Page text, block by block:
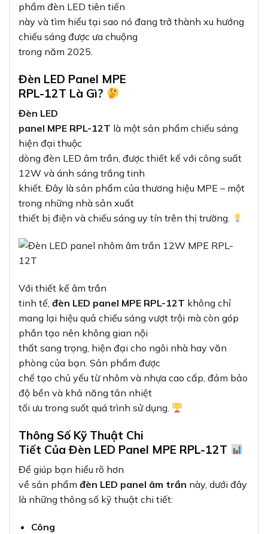
phẩm đèn LED tiên tiến
này và tìm hiểu tại sao nó đang trở thành xu hướng
chiếu sáng được ưa chuộng
trong năm 2025.
Đèn LED Panel MPE
RPL-12T Là Gì?
Đèn LED
panel MPE RPL-12T là một sản phẩm chiếu sáng
hiện đại thuộc
dòng đèn LED âm trần, được thiết kế với công suất
12W và ánh sáng trắng tinh
khiết. Đây là sản phẩm của thương hiệu MPE – một
trong những nhà sản xuất
thiết bị điện và chiếu sáng uy tín trên thị trường.
Với thiết kế âm trần
tinh tế, đèn LED panel MPE RPL-12T không chỉ
mang lại hiệu quả chiếu sáng vượt trội mà còn góp
phần tạo nên không gian nội
thất sang trọng, hiện đại cho ngôi nhà hay văn
phòng của bạn. Sản phẩm được
chế tạo chủ yếu từ nhôm và nhựa cao cấp, đảm bảo
độ bền và khả năng tản nhiệt
tối ưu trong suốt quá trình sử dụng.
Thông Số Kỹ Thuật Chi
Tiết Của Đèn LED Panel MPE RPL-12T
Để giúp bạn hiểu rõ hơn
về sản phẩm đèn LED panel âm trần này, dưới đây
là những thông số kỹ thuật chi tiết:
Công